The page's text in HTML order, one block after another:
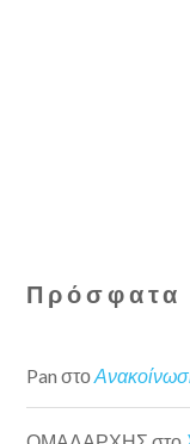
Πρόσφατα
Pan στο